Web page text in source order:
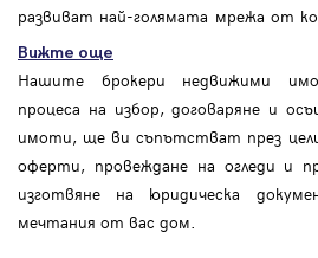
развиват най-голямата мрежа от
Вижте още
Нашите брокери недвижими
процеса на избор, договаряне и
имоти, ще ви съпътстват през
оферти, провеждане на огледи и
изготвяне на юридическа
мечтания от вас дом.